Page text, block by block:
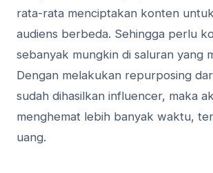
rata-rata menciptakan konten
audiens berbeda. Sehingga perlu
sebanyak mungkin di saluran yang
Dengan melakukan repurposing
sudah dihasilkan influencer, maka
menghemat lebih banyak waktu,
uang.